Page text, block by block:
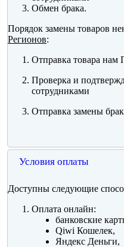
Обмен брака.
Порядок замены товаров
Регионов:
Отправка товара нам
Проверка и
сотрудниками
Отправка замены
Условия оплаты
Доступны следующие
Оплата онлайн:
банковские
Qiwi Кошелек,
Яндекс Деньги,